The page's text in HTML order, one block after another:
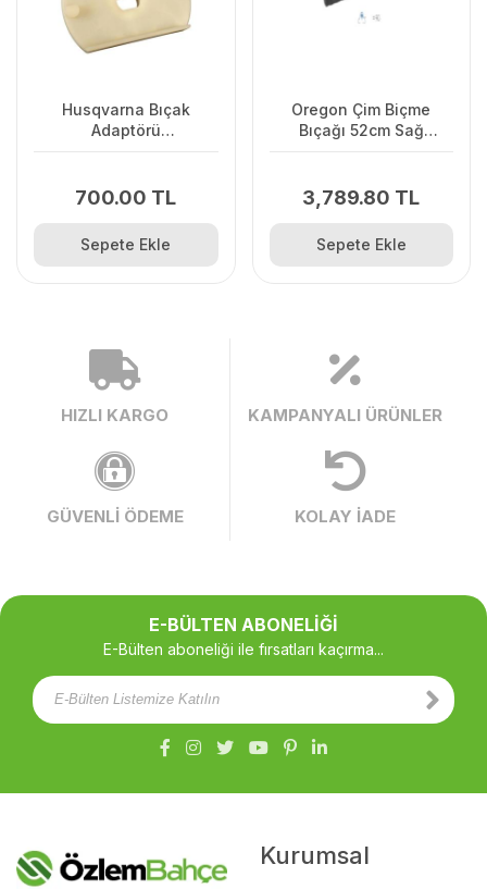
Husqvarna Bıçak
Adaptörü
700.00 TL
Sepete Ekle
Oregon Çim Biçme
Bıçağı 52cm Sağ
3,789.80 TL
Sepete Ekle
HIZLI KARGO KAMPANYALI ÜRÜNLER
GÜVENLİ ÖDEME KOLAY İADE
E-BÜLTEN ABONELİĞİ
E-Bülten aboneliği ile fırsatları kaçırma...
Kurumsal